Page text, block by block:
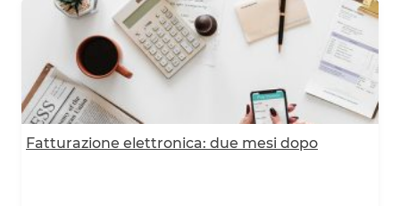
Fatturazione elettronica: due mesi dopo